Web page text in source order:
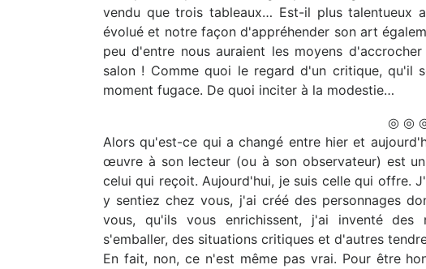
vendu que trois tableaux… Est-il plus talentueux
évolué et notre façon d'appréhender son art
peu d'entre nous auraient les moyens
salon ! Comme quoi le regard d'un critique, qu'il
moment fugace. De quoi inciter à la modestie…
◎ ◎
Alors qu'est-ce qui a changé entre hier et
œuvre à son lecteur (ou à son observateur) est
celui qui reçoit. Aujourd'hui, je suis celle qui offre.
y sentiez chez vous, j'ai créé des personnages
vous, qu'ils vous enrichissent, j'ai inventé
s'emballer, des situations critiques et d'autres
En fait, non, ce n'est même pas vrai. Pour être